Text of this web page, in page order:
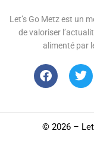
Let’s Go Metz est un
de valoriser
alimenté par
© 2026 –